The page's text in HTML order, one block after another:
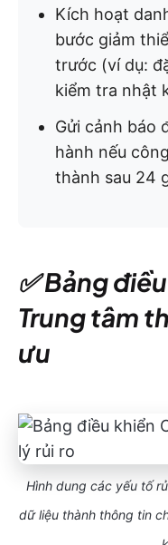
Kích hoạt
bước giảm
trước (ví dụ:
kiểm tra nhật
Gửi cảnh báo
hành nếu
thành sau 24
✅ Bảng
Trung tâm
ưu
Hình dung các yếu tố
dữ liệu thành thông tin